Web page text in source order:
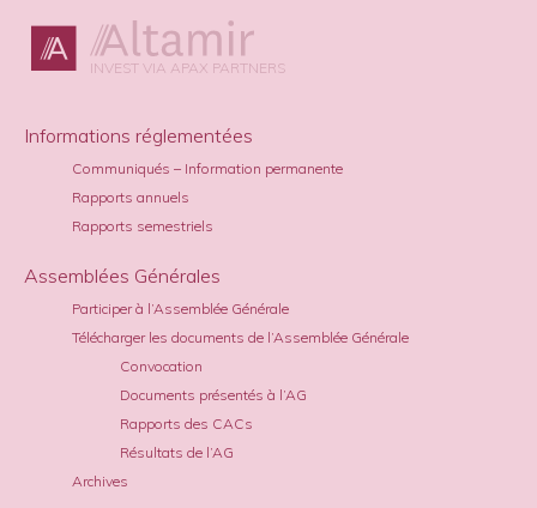
INVEST VIA APAX PARTNERS
Informations réglementées
Communiqués – Information permanente
Rapports annuels
Rapports semestriels
Assemblées Générales
Participer à l’Assemblée Générale
Télécharger les documents de l’Assemblée Générale
Convocation
Documents présentés à l’AG
Rapports des CACs
Résultats de l’AG
Archives